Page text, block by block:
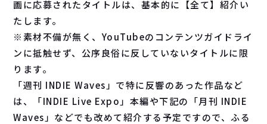
画に応募されたタイトルは、基本的に【全て】紹介い
たします。
※素材不備が無く、YouTubeのコンテンツガイドライ
ンに抵触せず、公序良俗に反していないタイトルに限
ります。
「週刊 INDIE Waves」で特に反響のあった作品など
は、「INDIE Live Expo」本編や下記の「月刊 INDIE
Waves」などでも改めて紹介する予定ですので、ふる